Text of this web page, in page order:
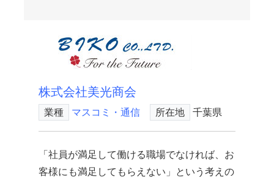
株式会社美光商会
業種 マスコミ・通信 所在地 千葉県
「社員が満足して働ける職場でなければ、お
客様にも満足してもらえない」という考えの